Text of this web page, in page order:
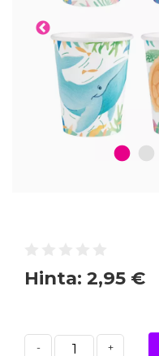
1 2
Hinta: 2,95 €
- +